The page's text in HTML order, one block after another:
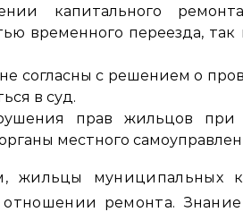
капитального
временного переезда, так
согласны с решением о
в суд.
прав жильцов при
местного
жильцы муниципальных
отношении ремонта.